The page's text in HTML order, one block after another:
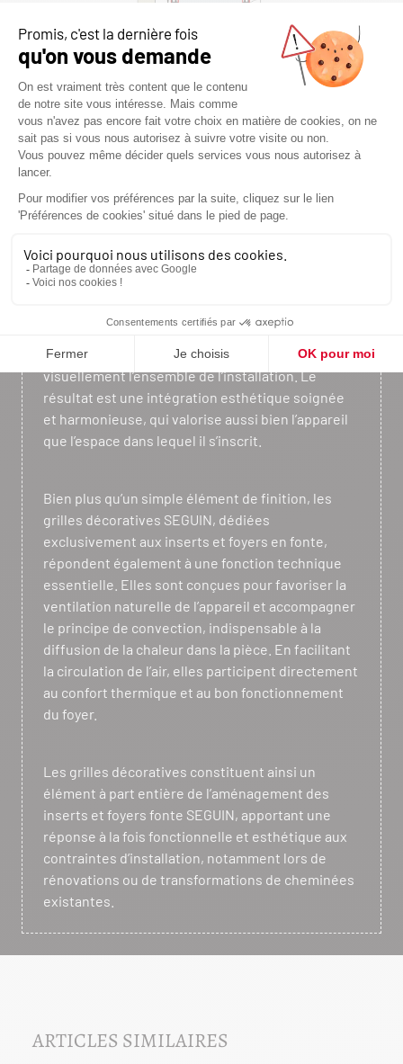
GRILLE DÉCO
Dans le cadre d’un remplacement d’appareil ou
en foyer fermé, la grille décorative joue un rôle
clé. Elle permet de combler les vides et d’unifier
visuellement l’ensemble de l’installation. Le
résultat est une intégration esthétique soignée
et harmonieuse, qui valorise aussi bien l’appareil
que l’espace dans lequel il s’inscrit.
Bien plus qu’un simple élément de finition, les
grilles décoratives SEGUIN, dédiées
exclusivement aux inserts et foyers en fonte,
répondent également à une fonction technique
essentielle. Elles sont conçues pour favoriser la
ventilation naturelle de l’appareil et accompagner
le principe de convection, indispensable à la
diffusion de la chaleur dans la pièce. En facilitant
la circulation de l’air, elles participent directement
au confort thermique et au bon fonctionnement
du foyer.
Les grilles décoratives constituent ainsi un
élément à part entière de l’aménagement des
inserts et foyers fonte SEGUIN, apportant une
réponse à la fois fonctionnelle et esthétique aux
contraintes d’installation, notamment lors de
rénovations ou de transformations de cheminées
existantes.
ARTICLES SIMILAIRES